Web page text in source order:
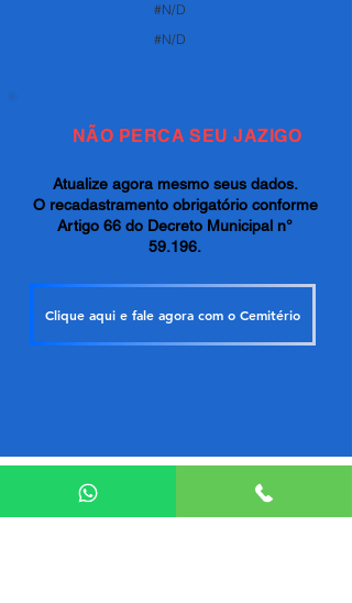
#N/D
#N/D
NÃO PERCA SEU JAZIGO
Atualize agora mesmo seus dados.
O recadastramento obrigatório conforme
Artigo 66 do Decreto Municipal n°
59.196.
Clique aqui e fale agora com o Cemitério